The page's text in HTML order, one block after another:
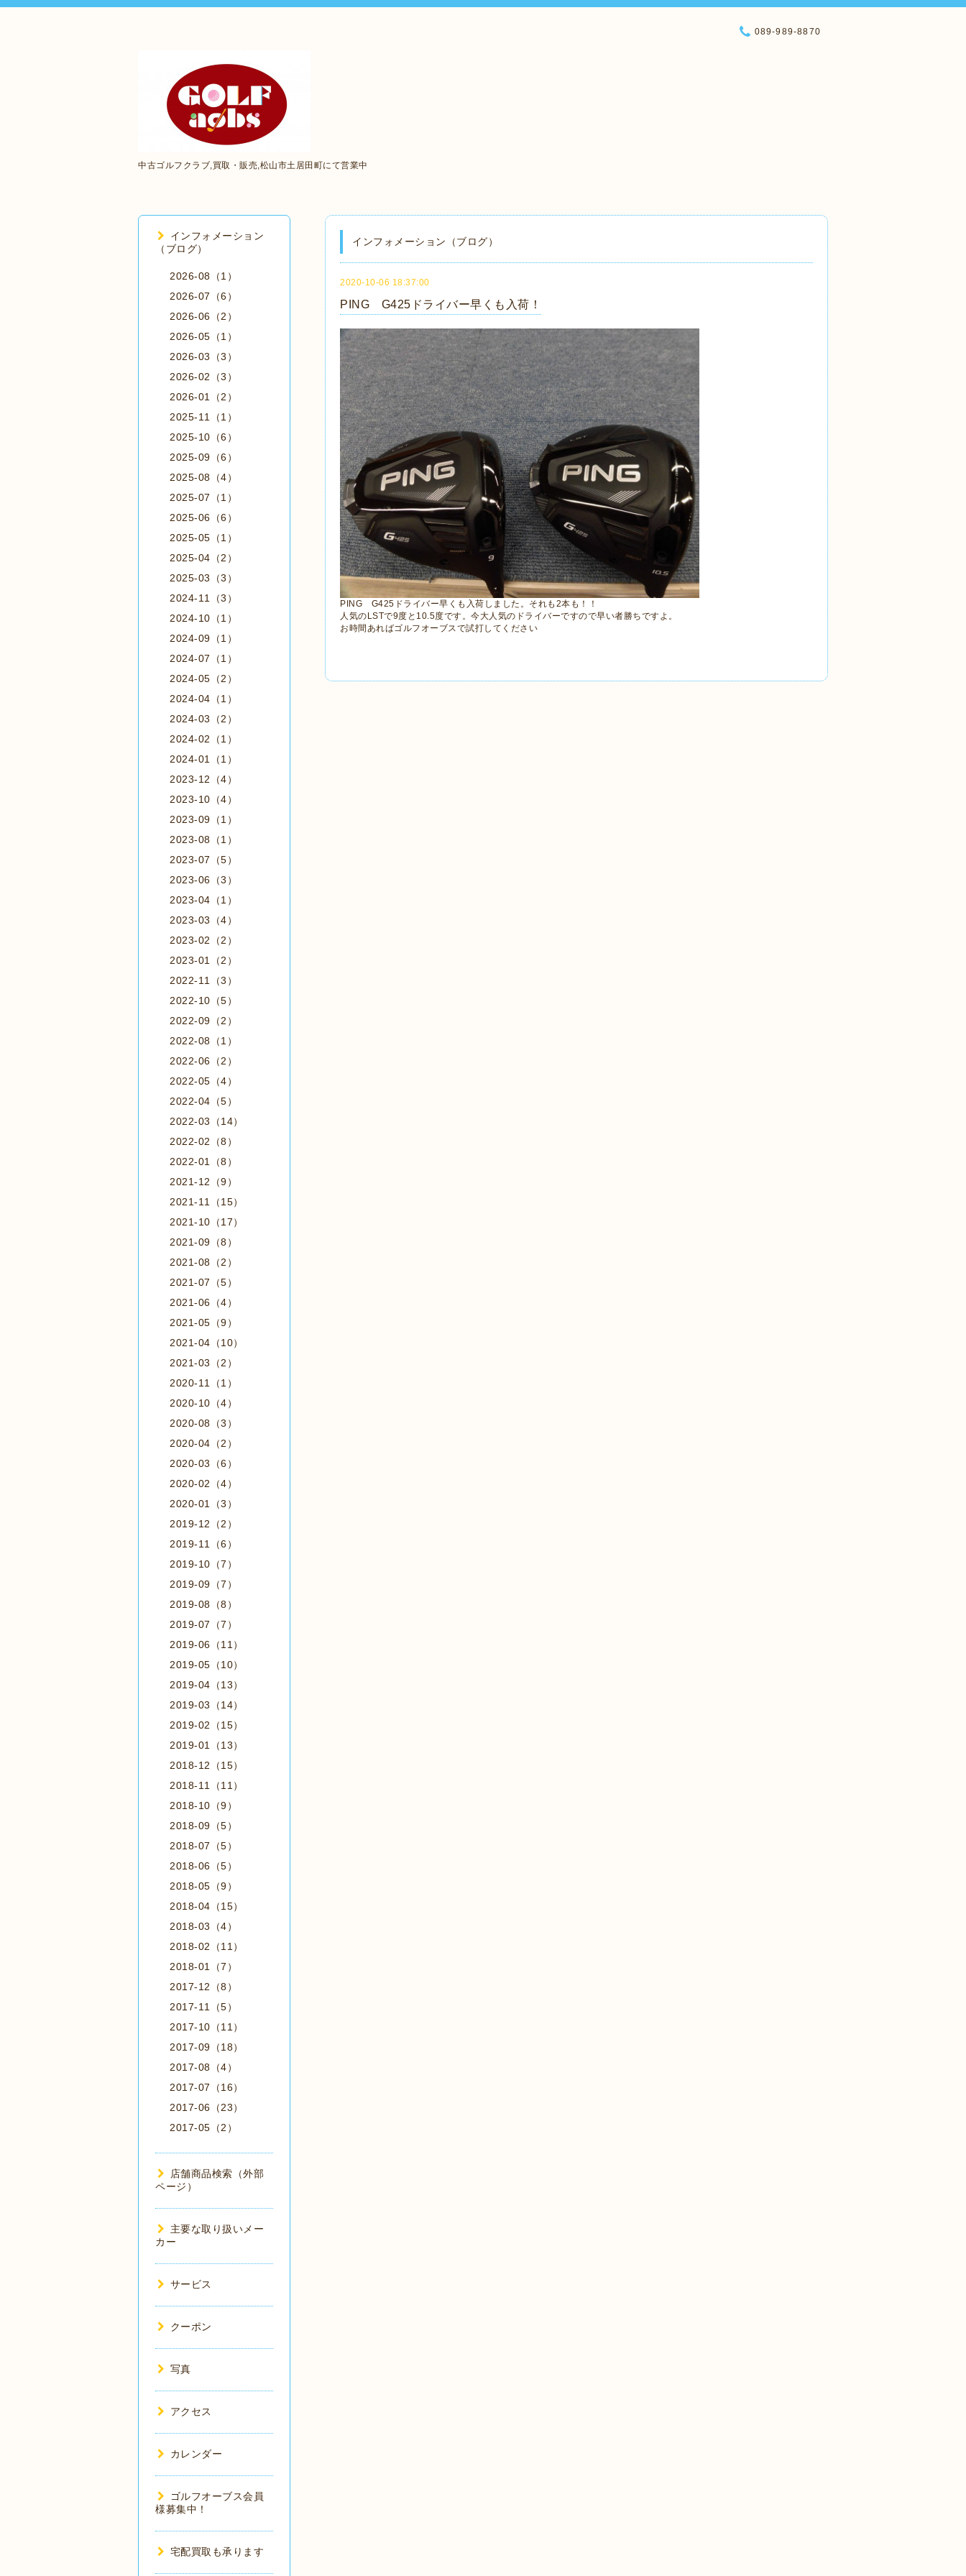
中古ゴルフクラブ,買取・販売,松山市土居田町にて営業中
089-989-8870
インフォメーション（ブログ）
2020-10-06 18:37:00
PING G425ドライバー早くも入荷！
PING G425ドライバー早くも入荷しました。それも2本も！！
人気のLSTで9度と10.5度です。今大人気のドライバーですので早い者勝ちですよ。
お時間あればゴルフオーブスで試打してください
インフォメーション
（ブログ）
2026-08（1）
2026-07（6）
2026-06（2）
2026-05（1）
2026-03（3）
2026-02（3）
2026-01（2）
2025-11（1）
2025-10（6）
2025-09（6）
2025-08（4）
2025-07（1）
2025-06（6）
2025-05（1）
2025-04（2）
2025-03（3）
2024-11（3）
2024-10（1）
2024-09（1）
2024-07（1）
2024-05（2）
2024-04（1）
2024-03（2）
2024-02（1）
2024-01（1）
2023-12（4）
2023-10（4）
2023-09（1）
2023-08（1）
2023-07（5）
2023-06（3）
2023-04（1）
2023-03（4）
2023-02（2）
2023-01（2）
2022-11（3）
2022-10（5）
2022-09（2）
2022-08（1）
2022-06（2）
2022-05（4）
2022-04（5）
2022-03（14）
2022-02（8）
2022-01（8）
2021-12（9）
2021-11（15）
2021-10（17）
2021-09（8）
2021-08（2）
2021-07（5）
2021-06（4）
2021-05（9）
2021-04（10）
2021-03（2）
2020-11（1）
2020-10（4）
2020-08（3）
2020-04（2）
2020-03（6）
2020-02（4）
2020-01（3）
2019-12（2）
2019-11（6）
2019-10（7）
2019-09（7）
2019-08（8）
2019-07（7）
2019-06（11）
2019-05（10）
2019-04（13）
2019-03（14）
2019-02（15）
2019-01（13）
2018-12（15）
2018-11（11）
2018-10（9）
2018-09（5）
2018-07（5）
2018-06（5）
2018-05（9）
2018-04（15）
2018-03（4）
2018-02（11）
2018-01（7）
2017-12（8）
2017-11（5）
2017-10（11）
2017-09（18）
2017-08（4）
2017-07（16）
2017-06（23）
2017-05（2）
店舗商品検索（外部
ページ）
主要な取り扱いメー
カー
サービス
クーポン
写真
アクセス
カレンダー
ゴルフオーブス会員
様募集中！
宅配買取も承ります